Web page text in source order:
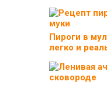
Пироги в
легко и